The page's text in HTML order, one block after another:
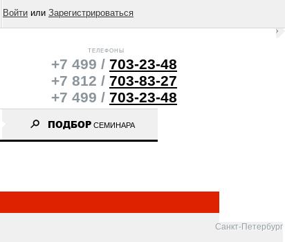
Войти или Зарегистрироваться
ТЕЛЕФОНЫ
+7 499 / 703-23-48
+7 812 / 703-83-27
+7 499 / 703-23-48
ПОДБОРСЕМИНАРА
Санкт-Петербург